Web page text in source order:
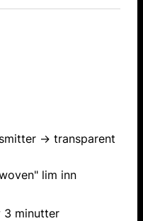
→ transparent
lim inn
3 minutter